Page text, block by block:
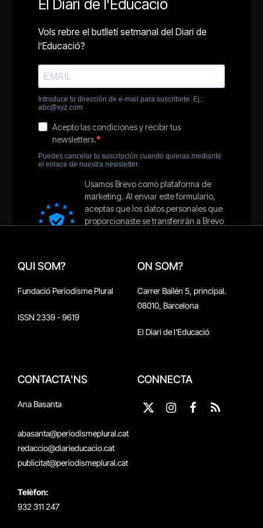
QUI SOM?
Fundació Periodisme Plural
ISSN 2339 - 9619
ON SOM?
Carrer Bailén 5, principal.
08010, Barcelona
El Diari de l'Educació
CONTACTA'NS
Ana Basanta
abasanta@periodismeplural.cat
redaccio@diarieducacio.cat
publicitat@periodismeplural.cat
Telèfon:
932 311 247
CONNECTA
X
Instagram
Facebook
RSS